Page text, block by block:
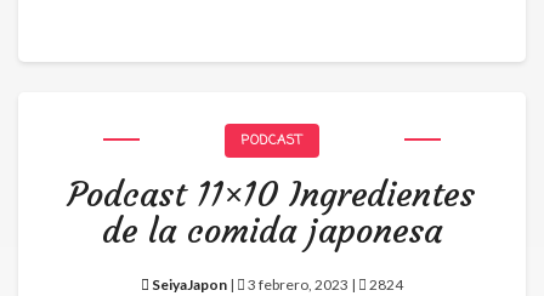
PODCAST
Podcast 11×10 Ingredientes
de la comida japonesa
SeiyaJapon | 3 febrero, 2023 | 2824